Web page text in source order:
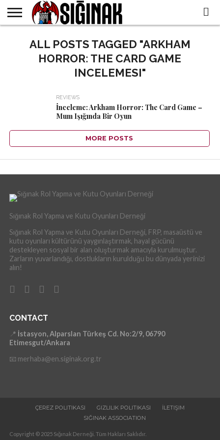
ARE
CONTENTS
IN THE
PRESS
ALL POSTS TAGGED "ARKHAM
HORROR: THE CARD GAME
INCELEMESI"
REVIEWS
İnceleme: Arkham Horror: The Card Game –
Mum Işığında Bir Oyun
MORE POSTS
Sığınak Rol Yapma ve Kutu Oyunları Derneği
Sığınak Rol Yapma ve Kutu Oyunları Derneği, FRP, masaüstü ve
kutu oyunları kültürünü yaygınlaştırmak, hayal gücünü
destekleyen sosyal bir alan oluşturmak amacıyla kurulmuştur.
Zarların yuvarlandığı, dostlukların kurulduğu bu dünyada yerinizi
alın!
CONTACT
📍 İstasyon, Alparslan Türkeş Cd. No:2/9, 06790
Etimesgut/Ankara
📧 merhaba@en.siginak.org.tr
ÇEREZ POLITIKASI GIZLILIK POLITIKASI
İLETIŞIM
SIĞINAK ASSOCIATION
Copyright © 2025 Sığınak Derneği. Tüm Hakları Saklıdır.